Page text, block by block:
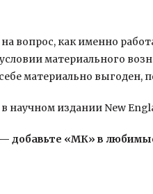
вопрос, как именно
материального
материально выгоден,
научном издании New
добавьте «МК» в